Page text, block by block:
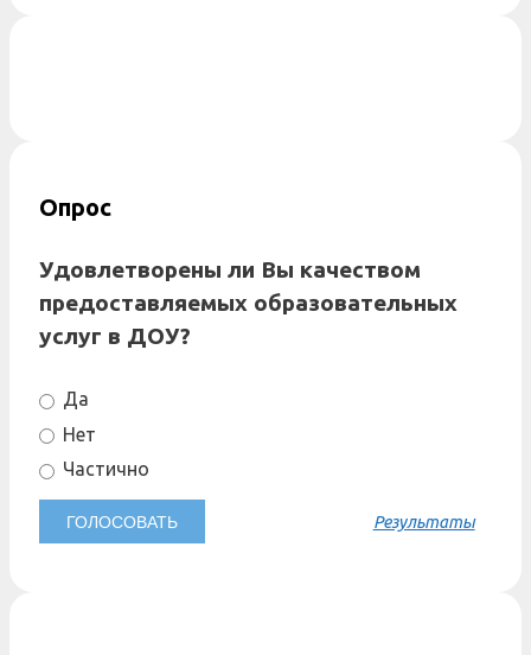
Опрос
Удовлетворены ли Вы качеством
предоставляемых образовательных
услуг в ДОУ?
Да
Нет
Частично
Результаты